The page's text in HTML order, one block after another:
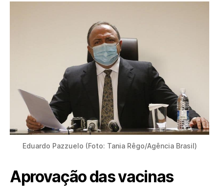
Eduardo Pazzuelo (Foto: Tania Rêgo/Agência Brasil)
Aprovação das vacinas